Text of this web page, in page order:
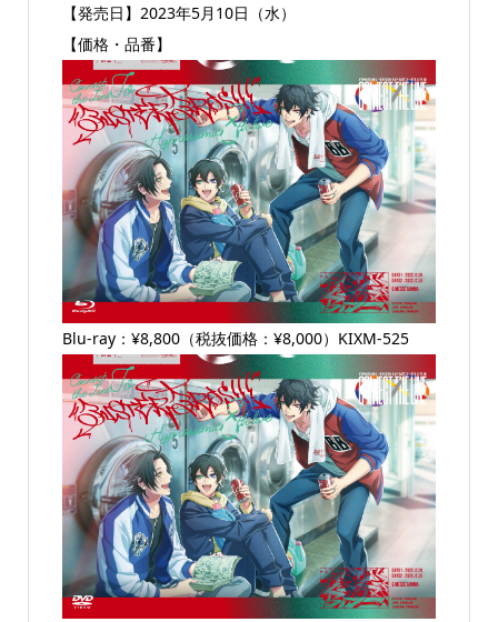
【発売日】2023年5月10日（水）
【価格・品番】
Blu-ray：¥8,800（税抜価格：¥8,000）KIXM-525